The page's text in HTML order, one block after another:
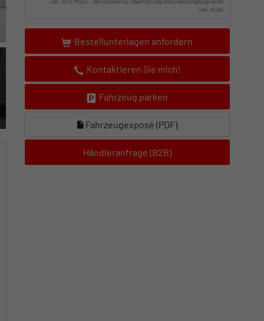
inkl. NoVA
Bestellunterlagen anfordern
Kontaktieren Sie mich!
Fahrzeug parken
Fahrzeugexposé (PDF)
Händleranfrage (B2B)